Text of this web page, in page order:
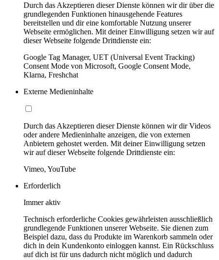
Durch das Akzeptieren dieser Dienste können wir dir über die
grundlegenden Funktionen hinausgehende Features
bereitstellen und dir eine komfortable Nutzung unserer
Webseite ermöglichen. Mit deiner Einwilligung setzen wir auf
dieser Webseite folgende Drittdienste ein:
Google Tag Manager, UET (Universal Event Tracking)
Consent Mode von Microsoft, Google Consent Mode,
Klarna, Freshchat
Externe Medieninhalte
Durch das Akzeptieren dieser Dienste können wir dir Videos
oder andere Medieninhalte anzeigen, die von externen
Anbietern gehostet werden. Mit deiner Einwilligung setzen
wir auf dieser Webseite folgende Drittdienste ein:
Vimeo, YouTube
Erforderlich
Immer aktiv
Technisch erforderliche Cookies gewährleisten ausschließlich
grundlegende Funktionen unserer Webseite. Sie dienen zum
Beispiel dazu, dass du Produkte im Warenkorb sammeln oder
dich in dein Kundenkonto einloggen kannst. Ein Rückschluss
auf dich ist für uns dadurch nicht möglich und dadurch